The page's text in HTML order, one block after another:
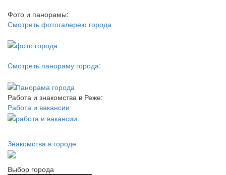
Фото и панорамы:
Смотреть фотогалерею города
Смотреть панораму города:
Работа и знакомства в Реже:
Работа и вакансии
Знакомства в городе
Выбор города